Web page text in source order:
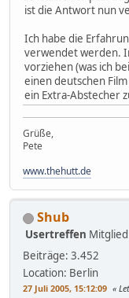
ist die Antwort nun
Ich habe die
verwendet werden.
vorziehen (was ich
einen deutschen
ein Extra-Abstecher
Grüße,
Pete
www.thehutt.de
Shub
Usertreffen Mitglied
Beiträge: 3.452
Location: Berlin
27 Juli 2005, 15:12:09